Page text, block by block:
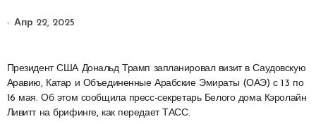
Апр 22, 2025
Президент США Дональд Трамп запланировал визит в Саудовскую
Аравию, Катар и Объединенные Арабские Эмираты (ОАЭ) с 13 по
16 мая. Об этом сообщила пресс-секретарь Белого дома Кэролайн
Ливитт на брифинге, как передает ТАСС.